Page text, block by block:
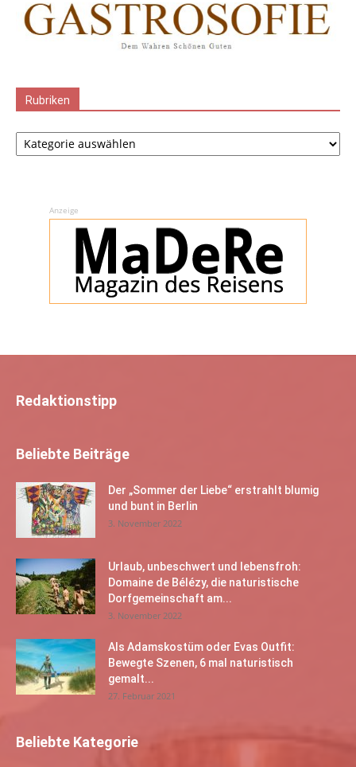
Rubriken
Rubriken
Anzeige
Redaktionstipp
Beliebte Beiträge
Der „Sommer der Liebe“ erstrahlt blumig
und bunt in Berlin
3. November 2022
Urlaub, unbeschwert und lebensfroh:
Domaine de Bélézy, die naturistische
Dorfgemeinschaft am...
3. November 2022
Als Adamskostüm oder Evas Outfit:
Bewegte Szenen, 6 mal naturistisch
gemalt...
27. Februar 2021
Beliebte Kategorie